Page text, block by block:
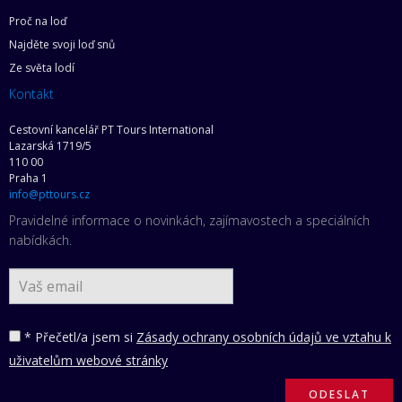
Proč na loď
Najděte svoji loď snů
Ze světa lodí
Kontakt
Cestovní kancelář PT Tours International
Lazarská 1719/5
110 00
Praha 1
info@pttours.cz
Pravidelné informace o novinkách, zajímavostech a speciálních
nabídkách.
* Přečetl/a jsem si Zásady ochrany osobních údajů ve vztahu k
uživatelům webové stránky